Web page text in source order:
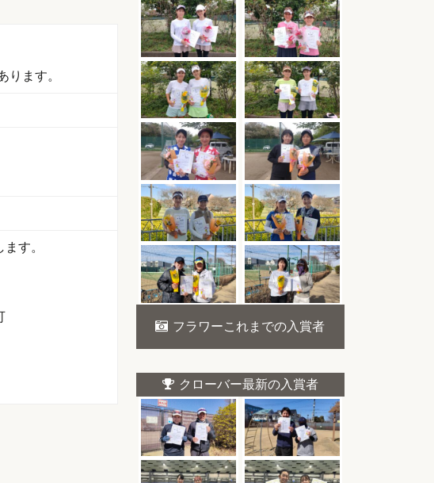
ます。
す。
フラワーこれまでの入賞者
クローバー最新の入賞者